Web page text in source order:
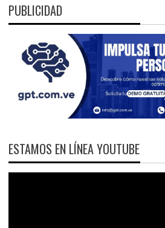
PUBLICIDAD
ESTAMOS EN LÍNEA YOUTUBE